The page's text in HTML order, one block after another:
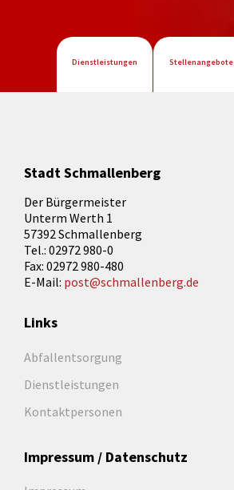
Dienstleistungen Stellenangebote
Stadt Schmallenberg
Der Bürgermeister
Unterm Werth 1
57392 Schmallenberg
Tel.: 02972 980-0
Fax: 02972 980-480
E-Mail: post@schmallenberg.de
Links
Abfallentsorgung
Dienstleistungen
Kontaktpersonen
Impressum / Datenschutz